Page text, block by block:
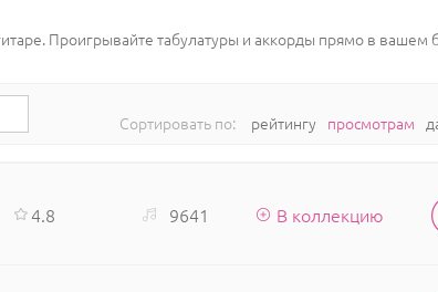
Проигрывайте табулатуры и аккорды прямо в вашем
Сортировать по: рейтингу просмотрам
4.8 9641 В коллекцию